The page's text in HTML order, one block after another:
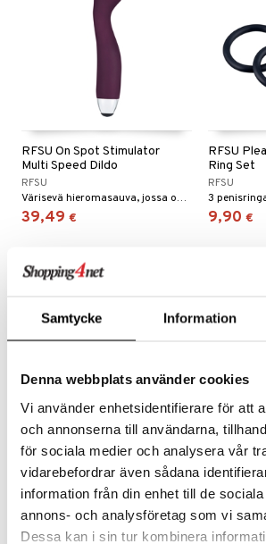
Samtycke Information
Denna webbplats använder cookies
Vi använder enhetsidentifierare för att
och annonserna till användarna,
för sociala medier och analysera vår
vidarebefordrar även sådana
information från din enhet till de
annons- och analysföretag som vi
Dessa kan i sin tur kombinera
RFSU On Spot Stimulator
Multi Speed Dildo
RFSU
Värisevä hieromasauva, jossa on litteä ja taipuisa pää.
39,49 €
RFSU
Ring Set
RFSU
3
9,90 €
Saatavana useana vaihtoehtona
RFSU Sensual
RFSU
Nystyröillä varustettu kondomi lisää nautintoa.
alk.5,90 €
RFSU
Touch
RFSU
19,90 €